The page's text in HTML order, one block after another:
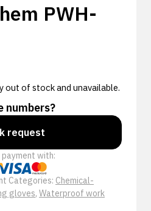
PWH-
out of stock and unavailable.
numbers?
request
payment with:
Categories: Chemical-
gloves, Waterproof work